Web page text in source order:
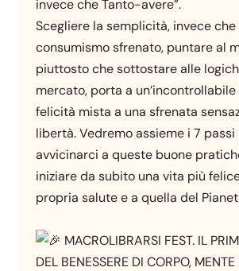
invece che Tanto-avere”.
Scegliere la semplicità, invece che
consumismo sfrenato, puntare al
piuttosto che sottostare alle
mercato, porta a un’incontrollabile
felicità mista a una sfrenata
libertà. Vedremo assieme i 7 passi
avvicinarci a queste buone
iniziare da subito una vita più
propria salute e a quella del
MACROLIBRARSI FEST. IL
DEL BENESSERE DI CORPO, MENTE